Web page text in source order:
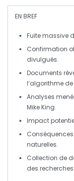
EN BREF
Fuite massive
Confirmation
divulgués.
Documents
l’algorithme de
Analyses
Mike King.
Impact
naturelles.
Collection de
des recherches.